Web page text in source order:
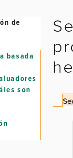
de
basada
son